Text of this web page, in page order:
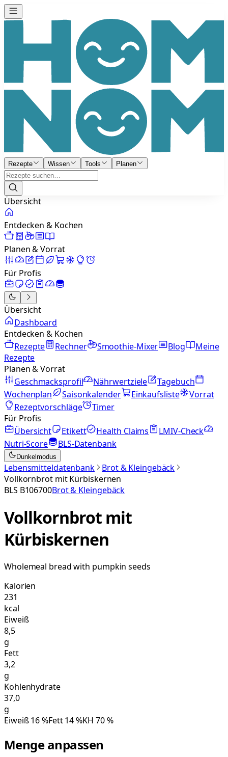
Rezepte Wissen Tools Planen
Übersicht
Entdecken & Kochen
Planen & Vorrat
Für Profis
Übersicht
Dashboard
Entdecken & Kochen
Rezepte
Rechner Smoothie-Mixer Blog
Meine
Rezepte
Planen & Vorrat
Geschmacksprofil
Nährwertziele
Tagebuch
Wochenplan
Saisonkalender Einkaufsliste
Vorrat
Rezeptvorschläge
Timer
Für Profis
Übersicht
Etikett Health Claims
LMIV-Check
Nutri-Score
BLS-Datenbank
Dunkelmodus
Lebensmitteldatenbank
Brot & Kleingebäck
Vollkornbrot mit Kürbiskernen
BLS B106700Brot & Kleingebäck
Vollkornbrot mit
Kürbiskernen
Wholemeal bread with pumpkin seeds
Kalorien
231
kcal
Eiweiß
8,5
g
Fett
3,2
g
Kohlenhydrate
37,0
g
Eiweiß16%Fett14%KH 70%
Menge anpassen